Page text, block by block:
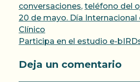
conversaciones, teléfono del
20 de mayo. Día Internacional
Clínico
Participa en el estudio e-
Deja un comentario